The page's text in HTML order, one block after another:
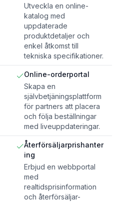
Utveckla en online-
katalog med
uppdaterade
produktdetaljer och
enkel åtkomst till
tekniska specifikationer.
Online-orderportal
Skapa en
självbetjäningsplattform
för partners att placera
och följa beställningar
med liveuppdateringar.
Återförsäljarprishanter
ing
Erbjud en webbportal
med
realtidsprisinformation
och återförsäljar-